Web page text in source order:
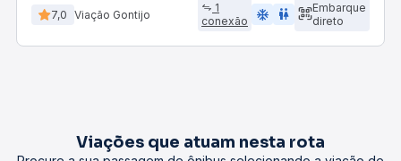
7,0 Viação Gontijo
1
conexão
ac_unit wc
Embarque
direto
Viações que atuam nesta rota